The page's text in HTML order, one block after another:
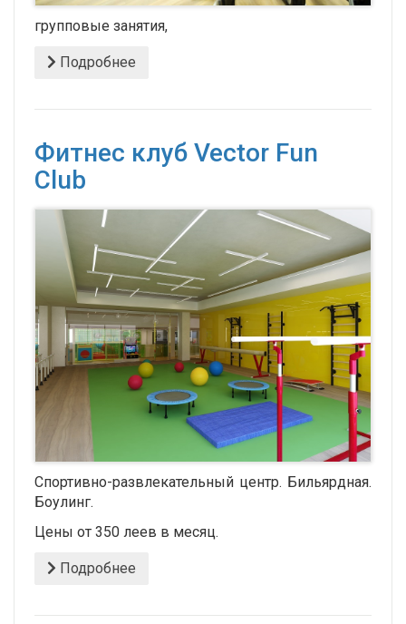
групповые занятия,
Подробнее
Фитнес клуб Vector Fun
Club
Спортивно-развлекательный центр. Бильярдная.
Боулинг.
Цены от 350 леев в месяц.
Подробнее